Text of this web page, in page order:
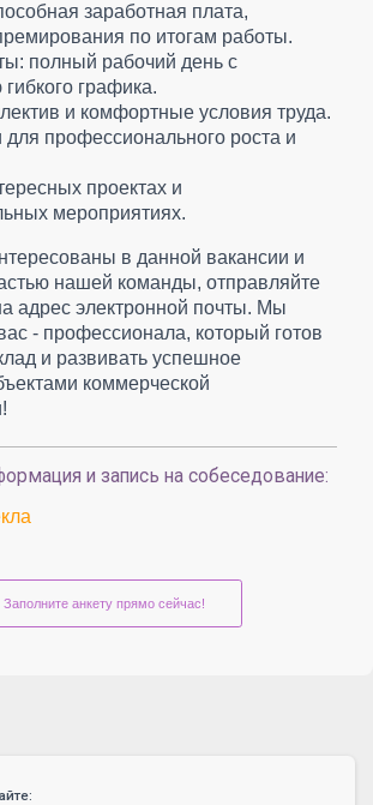
заработная плата,
по итогам работы.
полный рабочий день с
графика.
и комфортные условия труда.
профессионального роста и
проектах и
мероприятиях.
в данной вакансии и
нашей команды, отправляйте
адрес электронной почты. Мы
- профессионала, который готов
и развивать успешное
коммерческой
и запись на собеседование:
Заполните анкету прямо сейчас!